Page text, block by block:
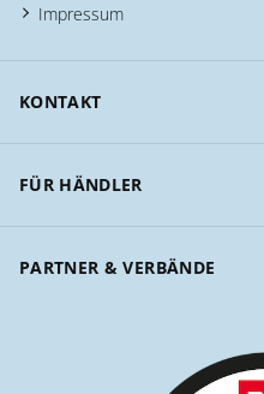
Impressum
KONTAKT
FÜR HÄNDLER
PARTNER & VERBÄNDE